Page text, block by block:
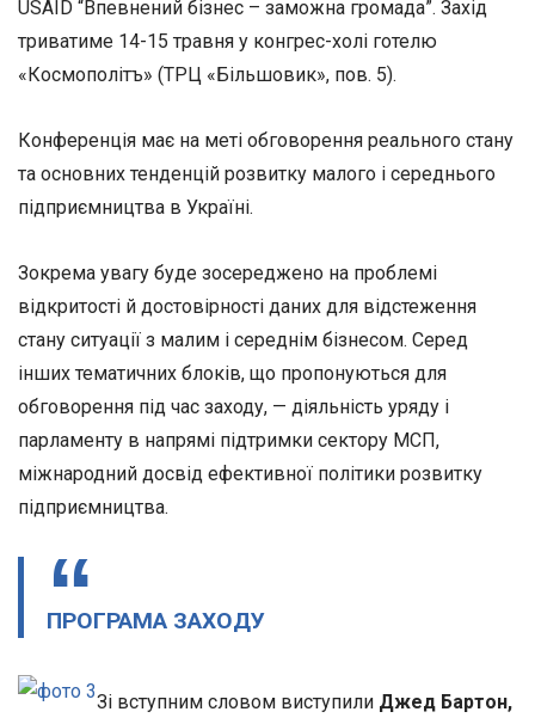
USAID “Впевнений бізнес – заможна громада”. Захід
триватиме 14-15 травня у конгрес-холі готелю
«Космополітъ» (ТРЦ «Більшовик», пов. 5).
Конференція має на меті обговорення реального стану
та основних тенденцій розвитку малого і середнього
підприємництва в Україні.
Зокрема увагу буде зосереджено на проблемі
відкритості й достовірності даних для відстеження
стану ситуації з малим і середнім бізнесом. Серед
інших тематичних блоків, що пропонуються для
обговорення під час заходу, — діяльність уряду і
парламенту в напрямі підтримки сектору МСП,
міжнародний досвід ефективної політики розвитку
підприємництва.
ПРОГРАМА ЗАХОДУ
Зі вступним словом виступили Джед Бартон,